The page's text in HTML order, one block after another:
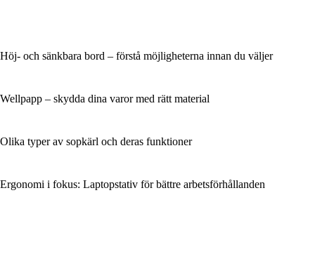
Höj- och sänkbara bord – förstå möjligheterna innan du väljer
Wellpapp – skydda dina varor med rätt material
Olika typer av sopkärl och deras funktioner
Ergonomi i fokus: Laptopstativ för bättre arbetsförhållanden